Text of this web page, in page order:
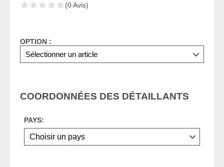
(0 Avis)
OPTION :
COORDONNÉES DES DÉTAILLANTS
PAYS: